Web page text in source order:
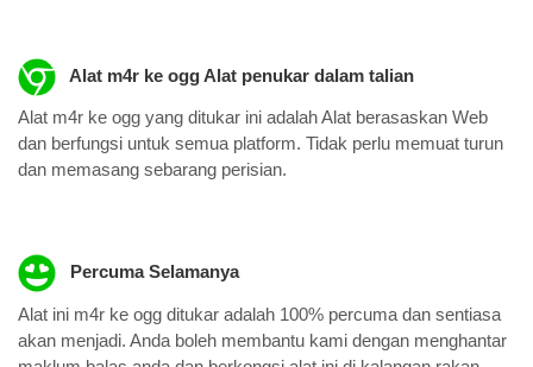
Alat m4r ke ogg Alat penukar dalam talian
Alat m4r ke ogg yang ditukar ini adalah Alat berasaskan Web
dan berfungsi untuk semua platform. Tidak perlu memuat turun
dan memasang sebarang perisian.
Percuma Selamanya
Alat ini m4r ke ogg ditukar adalah 100% percuma dan sentiasa
akan menjadi. Anda boleh membantu kami dengan menghantar